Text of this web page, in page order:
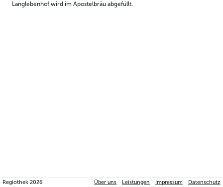
Langlebenhof wird im Apostelbräu abgefüllt.
Regiothek2026 Über uns Leistungen Impressum Datenschutz